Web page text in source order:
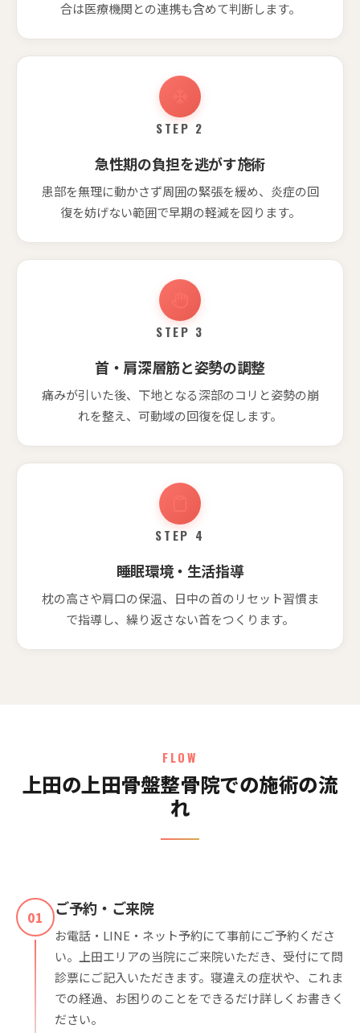
合は医療機関との連携も含めて判断します。
STEP 2
急性期の負担を逃がす施術
患部を無理に動かさず周囲の緊張を緩め、炎症の回
復を妨げない範囲で早期の軽減を図ります。
STEP 3
首・肩深層筋と姿勢の調整
痛みが引いた後、下地となる深部のコリと姿勢の崩
れを整え、可動域の回復を促します。
STEP 4
睡眠環境・生活指導
枕の高さや肩口の保温、日中の首のリセット習慣ま
で指導し、繰り返さない首をつくります。
FLOW
上田の上田骨盤整骨院での施術の流
れ
01 ご予約・ご来院
お電話・LINE・ネット予約にて事前にご予約くださ
い。上田エリアの当院にご来院いただき、受付にて問
診票にご記入いただきます。寝違えの症状や、これま
での経過、お困りのことをできるだけ詳しくお書きく
ださい。